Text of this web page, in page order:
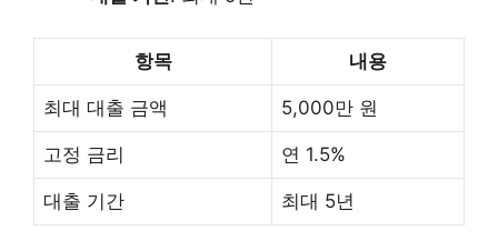
항목 내용
최대 대출 금액 5,000만 원
고정 금리 연 1.5%
대출 기간 최대 5년